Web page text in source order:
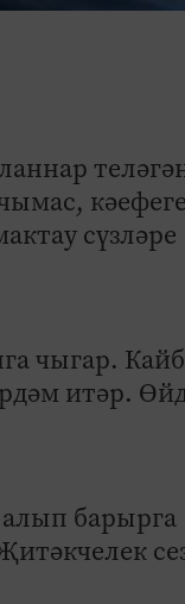
сүзләре
чыгар.
итәр.
барырга